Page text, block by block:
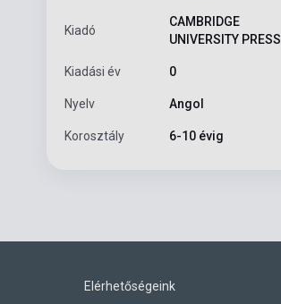
Kiadó
CAMBRIDGE
UNIVERSITY PRESS
Kiadási év 0
Nyelv Angol
Korosztály 6-10 évig
Elérhetőségeink